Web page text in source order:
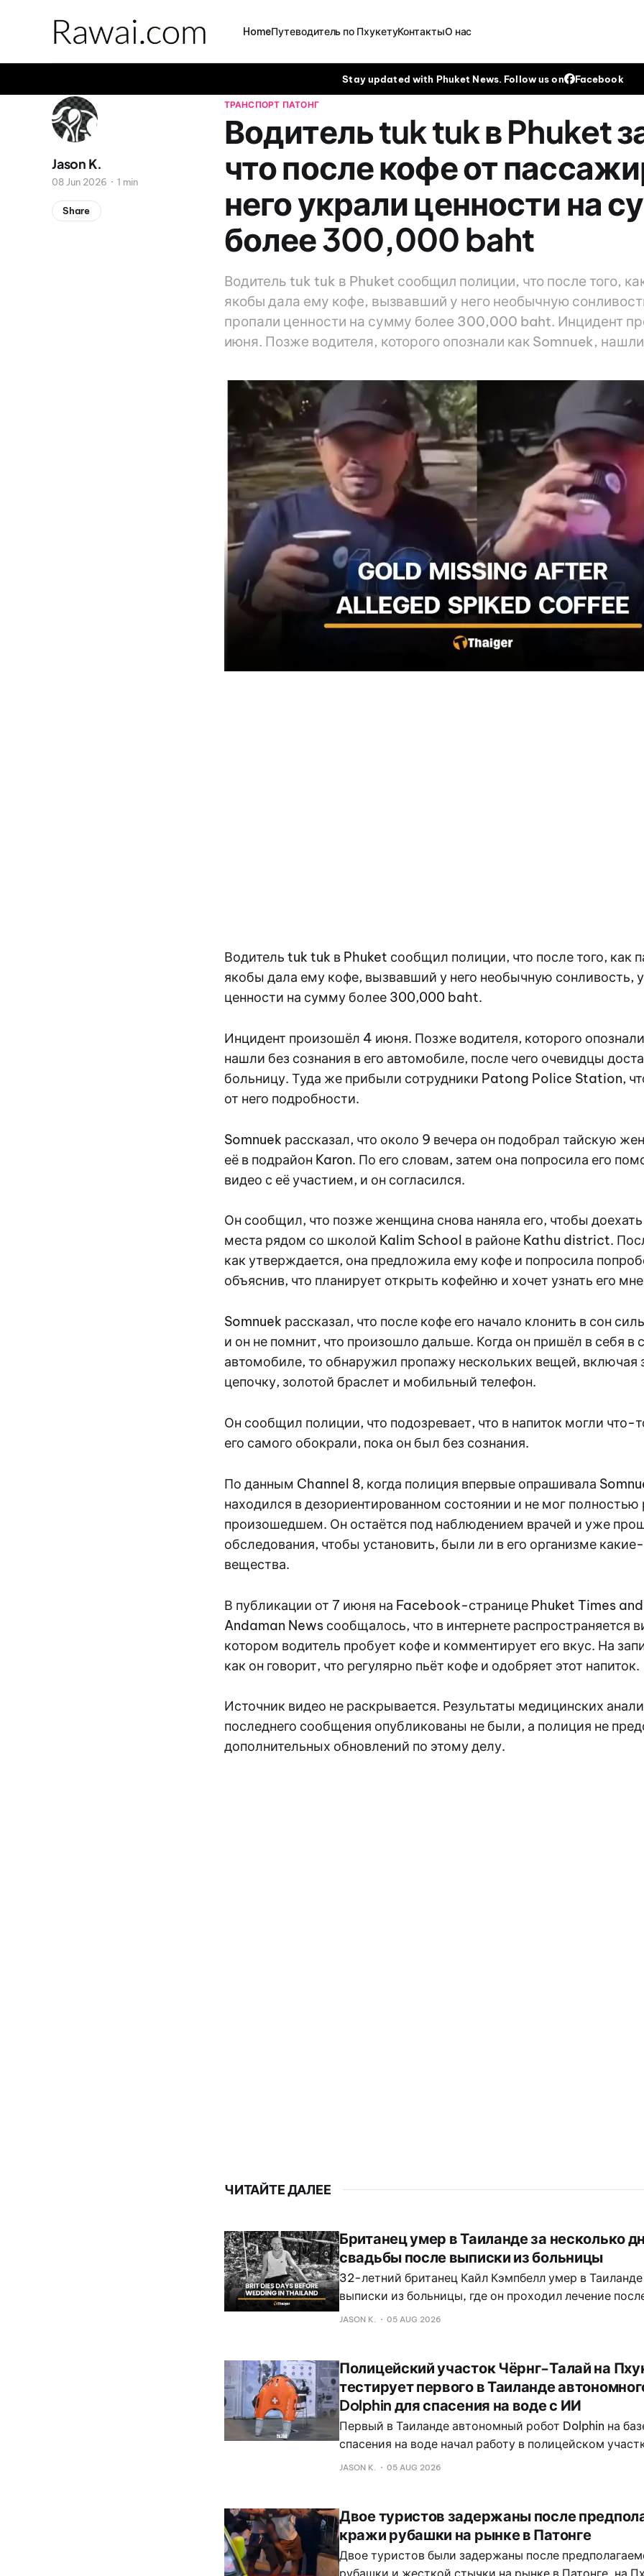
HomeПутеводитель по ПхукетуКонтактыО нас
Stay updated with Phuket News. Follow us on Facebook
ТРАНСПОРТ ПАТОНГ
Водитель tuk tuk в Phuket
что после кофе от
него украли ценности на
более 300,000 baht
Водитель tuk tuk в Phuket сообщил полиции, что после того,
якобы дала ему кофе, вызвавший у него необычную
пропали ценности на сумму более 300,000 baht. Инцидент
июня. Позже водителя, которого опознали как Somnuek,
Jason K.
08 Jun 2026 1 min
Share
Водитель tuk tuk в Phuket сообщил полиции, что после того, как
якобы дала ему кофе, вызвавший у него необычную сонливость,
ценности на сумму более 300,000 baht.
Инцидент произошёл 4 июня. Позже водителя, которого
нашли без сознания в его автомобиле, после чего очевидцы
больницу. Туда же прибыли сотрудники Patong Police Station,
от него подробности.
Somnuek рассказал, что около 9 вечера он подобрал тайскую
её в подрайон Karon. По его словам, затем она попросила его
видео с её участием, и он согласился.
Он сообщил, что позже женщина снова наняла его, чтобы доехать
места рядом со школой Kalim School в районе Kathu district.
как утверждается, она предложила ему кофе и попросила
объяснив, что планирует открыть кофейню и хочет узнать его
Somnuek рассказал, что после кофе его начало клонить в сон
и он не помнит, что произошло дальше. Когда он пришёл в себя в
автомобиле, то обнаружил пропажу нескольких вещей, включая
цепочку, золотой браслет и мобильный телефон.
Он сообщил полиции, что подозревает, что в напиток могли что-
его самого обокрали, пока он был без сознания.
По данным Channel 8, когда полиция впервые опрашивала
находился в дезориентированном состоянии и не мог полностью
произошедшем. Он остаётся под наблюдением врачей и уже
обследования, чтобы установить, были ли в его организме
вещества.
В публикации от 7 июня на Facebook-странице Phuket Times
Andaman News сообщалось, что в интернете распространяется
котором водитель пробует кофе и комментирует его вкус. На
как он говорит, что регулярно пьёт кофе и одобряет этот напиток.
Источник видео не раскрывается. Результаты медицинских
последнего сообщения опубликованы не были, а полиция не
дополнительных обновлений по этому делу.
ЧИТАЙТЕ ДАЛЕЕ
Британец умер в Таиланде за несколько
свадьбы после выписки из больницы
32-летний британец Кайл Кэмпбелл умер в
выписки из больницы, где он проходил лечение
мотоцикле, за несколько дней до свадьбы со своей
JASON K. 05 AUG 2026
Полицейский участок Чёрнг-Талай на
тестирует первого в Таиланде
Dolphin для спасения на воде с ИИ
Первый в Таиланде автономный робот Dolphin на
спасения на воде начал работу в полицейском
на Пхукете в рамках пилотного проекта,
JASON K. 05 AUG 2026
Двое туристов задержаны после
кражи рубашки на рынке в Патонге
Двое туристов были задержаны после